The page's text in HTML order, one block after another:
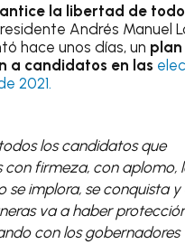
la libertad de
Andrés Manuel
hace unos días, un plan
a candidatos en las
2021.
los candidatos que
con firmeza, con aplomo,
se implora, se conquista y
va a haber
con los gobernadores